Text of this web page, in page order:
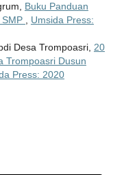
Buku Panduan
, Umsida Press:
Desa Trompoasri, 20
Trompoasri Dusun
Press: 2020